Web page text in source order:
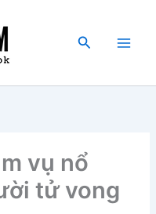
Tìm
vụ nổ
tử vong